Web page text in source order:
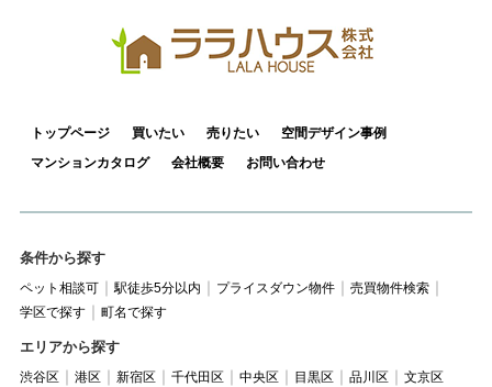
トップページ 買いたい 売りたい
空間デザイン事例
マンションカタログ
会社概要 お問い合わせ
条件から探す
ペット相談可 駅徒歩5分以内 プライスダウン物件
売買物件検索
学区で探す
町名で探す
エリアから探す
渋谷区 港区 新宿区 千代田区 中央区 目黒区 品川区 文京区